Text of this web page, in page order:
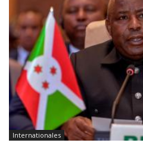
Internationales